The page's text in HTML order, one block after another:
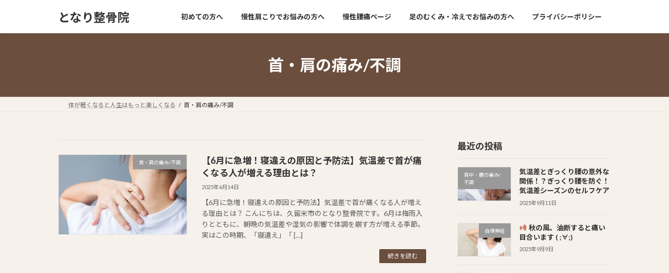
となり整骨院 初めての方へ 慢性肩こりでお悩みの方へ 慢性腰痛ページ 足のむくみ・冷えでお悩みの方へ プライバシーポリシー
首・肩の痛み/不調
体が軽くなると人生はもっと楽しくなる 首・肩の痛み/不調
首・肩の痛み/不調
【6月に急増！寝違えの原因と予防法】気温差で首が痛
くなる人が増える理由とは？
2025年6月14日
【6月に急増！寝違えの原因と予防法】気温差で首が痛くなる人が増え
る理由とは？ こんにちは、久留米市のとなり整骨院です。6月は梅雨入
りとともに、朝晩の気温差や湿気の影響で体調を崩す方が増える季節。
実はこの時期、「寝違え」「 […]
続きを読む
最近の投稿
背中・腰の痛み/
不調
気温差とぎっくり腰の意外な
関係！？ぎっくり腰を防ぐ！
気温差シーズンのセルフケア
2025年9月11日
自律神経
秋の風、油断すると痛い
目合います ( ;∀;)
2025年9月9日